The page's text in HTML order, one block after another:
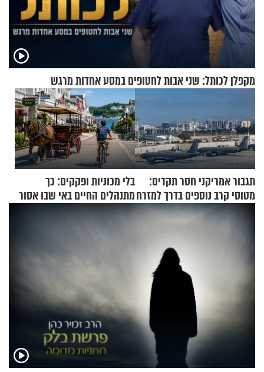
מקפלן לכותל: שני אבות לחטופים במסע אחדות מרגש
תגבור אמריקני חסר תקדים:
מטוסי קרב נוספים בדרך למזרח
התיכון
בלי מכוניות ופקקים: כך
מתנהלים החיים באי שבו אסור
לנהוג כבר יותר מ-120 שנה